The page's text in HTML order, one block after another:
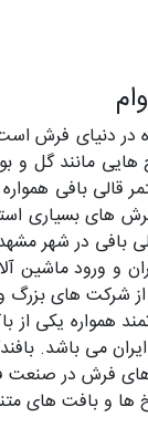
دنیای فرش
مانند گل و
بافی همواره
فرش های بسیاری
از مردم این دیار از دیرباز با این
و ورود ماشین
همواره یکی از
می باشد.
فرش در صنعت
ها و بافت های